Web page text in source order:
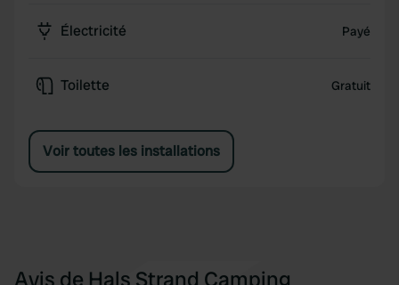
Électricité Payé
Toilette Gratuit
Voir toutes les installations
Avis de Hals Strand Camping